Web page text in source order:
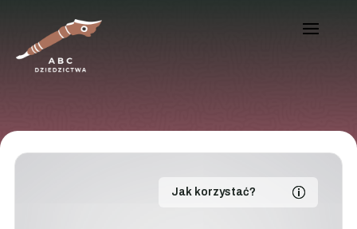
Jak korzystać?